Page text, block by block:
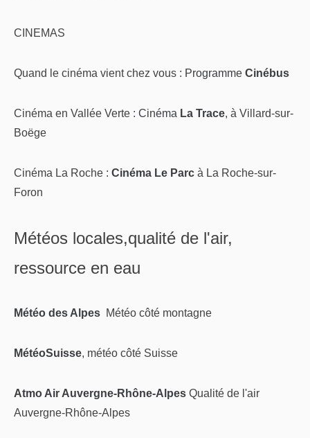
CINEMAS
Quand le cinéma vient chez vous : Programme Cinébus
Cinéma en Vallée Verte : Cinéma La Trace, à Villard-sur-
Boëge
Cinéma La Roche : Cinéma Le Parc à La Roche-sur-
Foron
Météos locales,qualité de l'air,
ressource en eau
Météo des Alpes Météo côté montagne
MétéoSuisse, météo côté Suisse
Atmo Air Auvergne-Rhône-Alpes Qualité de l'air
Auvergne-Rhône-Alpes